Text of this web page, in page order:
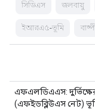
সিডিএস জলবায়ু
ইআরএ৫-ভূমি
এফএলডিএএস:
(এফইডব্লিউএস নেট)